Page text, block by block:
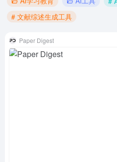
# 文献综述生成工具
Paper Digest